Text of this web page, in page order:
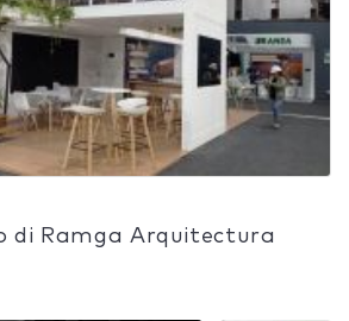
di Ramga Arquitectura